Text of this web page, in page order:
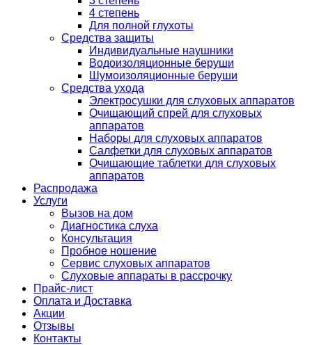
4 степень
Для полной глухоты
Средства защиты
Индивидуальные наушники
Водоизоляционные беруши
Шумоизоляционные беруши
Средства ухода
Электросушки для слуховых аппаратов
Очищающий спрей для слуховых
аппаратов
Наборы для слуховых аппаратов
Салфетки для слуховых аппаратов
Очищающие таблетки для слуховых
аппаратов
Распродажа
Услуги
Вызов на дом
Диагностика слуха
Консультация
Пробное ношение
Сервис слуховых аппаратов
Слуховые аппараты в рассрочку
Прайс-лист
Оплата и Доставка
Акции
Отзывы
Контакты